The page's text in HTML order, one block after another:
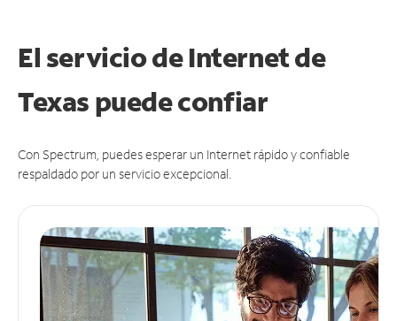
El servicio de Internet de
Texas puedeconfiar
Con Spectrum, puedes esperar un Internet rápido y confiable
respaldado por un servicio excepcional.